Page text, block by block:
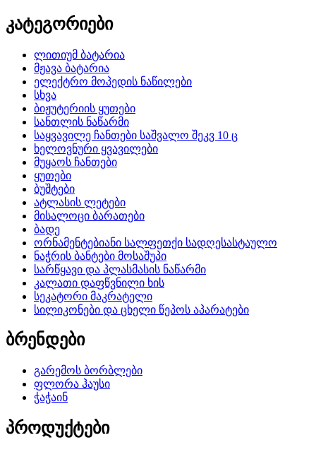
კატეგორიები
ლითიუმ ბატარია
მჟავა ბატარია
ელექტრო მოპედის ნაწილები
სხვა
ბიჟუტერიის ყუთები
სანთლის ნაწარმი
საყვავილე ჩანთები საშვალო შეკვ 10 ც
ხელოვნური ყვავილები
მუყაოს ჩანთები
ყუთები
ბუშტები
ატლასის ლეტები
მისალოცი ბარათები
ბადე
ორნამენტებიანი სალფეთქი სადღესასტაულო
ნაჭრის ბანტები მოსაშუპი
სარწყავი და პლასმასის ნაწარმი
კალათი დაფწვნილი ხის
სეკატორი მაკრატელი
სილიკონები და ცხელი წეპოს აპარატები
ბრენდები
გარემოს ბორბლები
ფლორა ჰაუსი
ჭაჭაინ
პროდუქტები